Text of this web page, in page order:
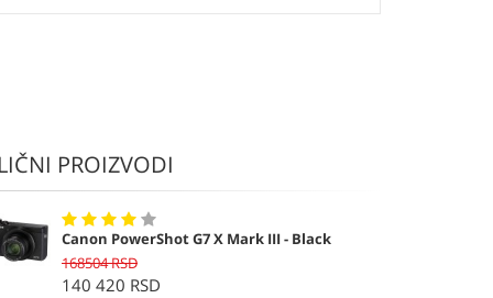
PROIZVODI
Canon PowerShot G7 X Mark III - Black
168504 RSD
140 420 RSD